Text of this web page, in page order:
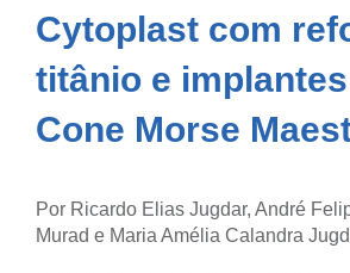
Cytoplast com
titânio e
Cone Morse
Por Ricardo Elias Jugdar, André
Murad e Maria Amélia Calandra